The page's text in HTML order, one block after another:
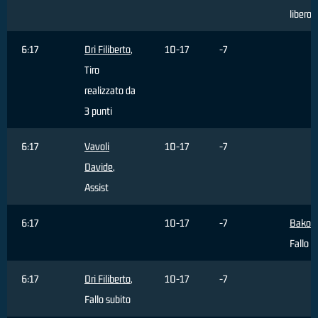
libero
6:17 Dri Filiberto,
Tiro
realizzato da
3 punti
10-17 -7
6:17
Vavoli
Davide,
Assist
10-17 -7
6:17 10-17 -7
Fallo
6:17 Dri Filiberto,
Fallo subito
10-17 -7